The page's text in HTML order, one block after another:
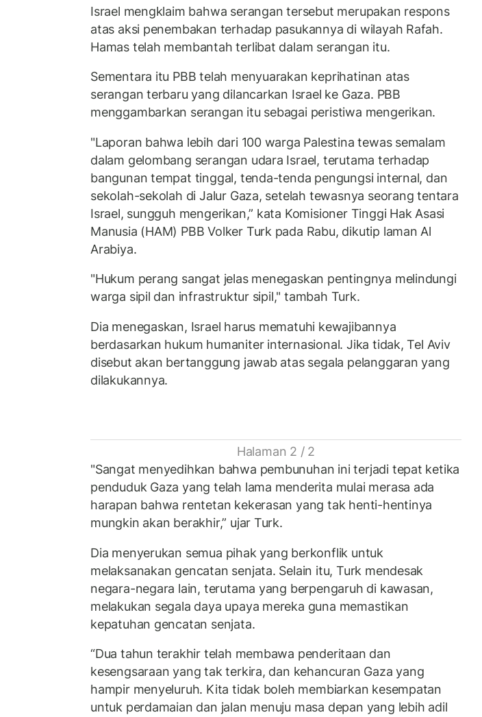
Israel mengklaim bahwa serangan tersebut merupakan respons
atas aksi penembakan terhadap pasukannya di wilayah Rafah.
Hamas telah membantah terlibat dalam serangan itu.
Sementara itu PBB telah menyuarakan keprihatinan atas
serangan terbaru yang dilancarkan Israel ke Gaza. PBB
menggambarkan serangan itu sebagai peristiwa mengerikan.
"Laporan bahwa lebih dari 100 warga Palestina tewas semalam
dalam gelombang serangan udara Israel, terutama terhadap
bangunan tempat tinggal, tenda-tenda pengungsi internal, dan
sekolah-sekolah di Jalur Gaza, setelah tewasnya seorang tentara
Israel, sungguh mengerikan,” kata Komisioner Tinggi Hak Asasi
Manusia (HAM) PBB Volker Turk pada Rabu, dikutip laman Al
Arabiya.
"Hukum perang sangat jelas menegaskan pentingnya melindungi
warga sipil dan infrastruktur sipil," tambah Turk.
Dia menegaskan, Israel harus mematuhi kewajibannya
berdasarkan hukum humaniter internasional. Jika tidak, Tel Aviv
disebut akan bertanggung jawab atas segala pelanggaran yang
dilakukannya.
Halaman 2 / 2
"Sangat menyedihkan bahwa pembunuhan ini terjadi tepat ketika
penduduk Gaza yang telah lama menderita mulai merasa ada
harapan bahwa rentetan kekerasan yang tak henti-hentinya
mungkin akan berakhir,” ujar Turk.
Dia menyerukan semua pihak yang berkonflik untuk
melaksanakan gencatan senjata. Selain itu, Turk mendesak
negara-negara lain, terutama yang berpengaruh di kawasan,
melakukan segala daya upaya mereka guna memastikan
kepatuhan gencatan senjata.
“Dua tahun terakhir telah membawa penderitaan dan
kesengsaraan yang tak terkira, dan kehancuran Gaza yang
hampir menyeluruh. Kita tidak boleh membiarkan kesempatan
untuk perdamaian dan jalan menuju masa depan yang lebih adil